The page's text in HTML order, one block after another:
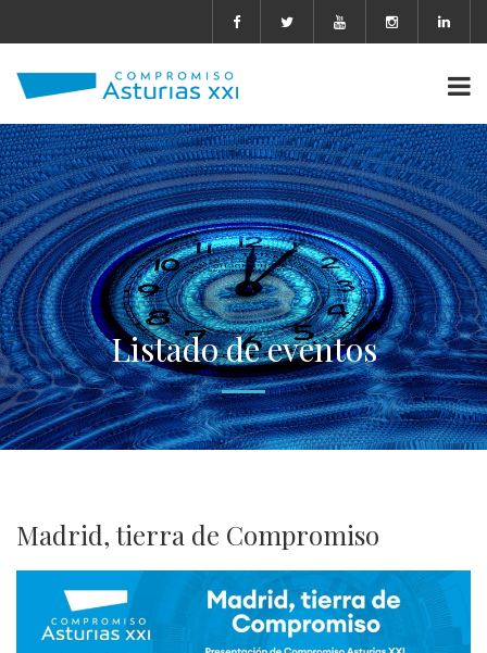
Listado de eventos
Madrid, tierra de Compromiso